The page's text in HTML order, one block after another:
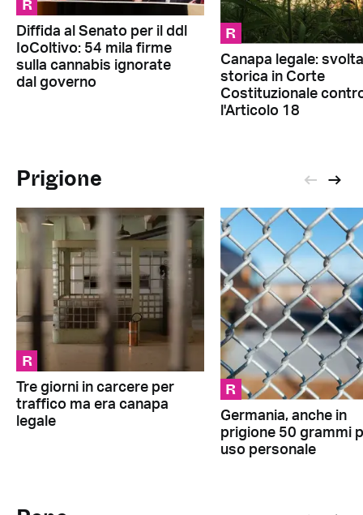
R
Diffida al Senato per il ddl
IoColtivo: 54 mila firme
sulla cannabis ignorate
dal governo
R
Canapa legale: svolta
storica in Corte
Costituzionale
l'Articolo 18
Prigione
R
Tre giorni in carcere per
traffico ma era canapa
legale
R
Germania, anche in
prigione 50 grammi
uso personale